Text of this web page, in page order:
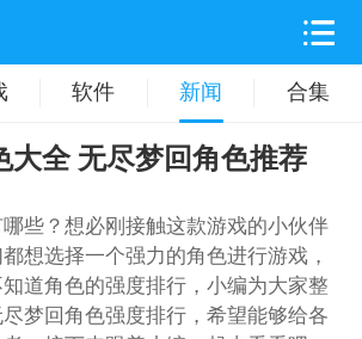
软件 新闻 合集
大全 无尽梦回角色推荐
些？想必刚接触这款游戏的小伙伴
想选择一个强力的角色进行游戏，
道角色的强度排行，小编为大家整
梦回角色强度排行，希望能够给各